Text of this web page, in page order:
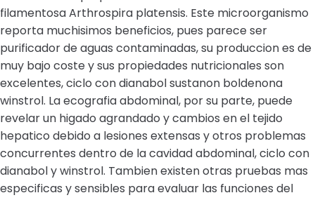
filamentosa Arthrospira platensis. Este microorganismo
reporta muchisimos beneficios, pues parece ser
purificador de aguas contaminadas, su produccion es de
muy bajo coste y sus propiedades nutricionales son
excelentes, ciclo con dianabol sustanon boldenona
winstrol. La ecografia abdominal, por su parte, puede
revelar un higado agrandado y cambios en el tejido
hepatico debido a lesiones extensas y otros problemas
concurrentes dentro de la cavidad abdominal, ciclo con
dianabol y winstrol. Tambien existen otras pruebas mas
especificas y sensibles para evaluar las funciones del